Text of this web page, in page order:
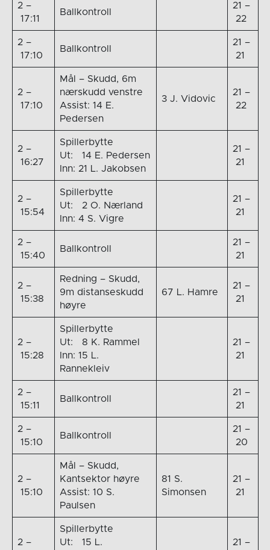
2 –
17:11
Ballkontroll
21 –
22
2 –
17:10
Ballkontroll
21 –
21
2 –
17:10
Mål – Skudd, 6m
nærskudd venstre
Assist: 14 E.
Pedersen
3 J. Vidovic
21 –
22
2 –
16:27
Spillerbytte
Ut: 14 E. Pedersen
Inn: 21 L. Jakobsen
21 –
21
2 –
15:54
Spillerbytte
Ut: 2 O. Nærland
Inn: 4 S. Vigre
21 –
21
2 –
15:40
Ballkontroll
21 –
21
2 –
15:38
Redning – Skudd,
9m distanseskudd
høyre
67 L. Hamre
21 –
21
2 –
15:28
Spillerbytte
Ut: 8 K. Rammel
Inn: 15 L.
Rannekleiv
21 –
21
2 –
15:11
Ballkontroll
21 –
21
2 –
15:10
Ballkontroll
21 –
20
2 –
15:10
Mål – Skudd,
Kantsektor høyre
Assist: 10 S.
Paulsen
81 S.
Simonsen
21 –
21
2 –
Spillerbytte
Ut: 15 L.
21 –